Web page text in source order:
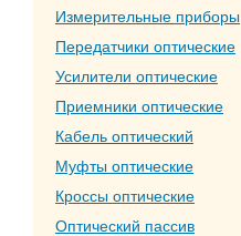
Измерительные приборы
Передатчики оптические
Усилители оптические
Приемники оптические
Кабель оптический
Муфты оптические
Кроссы оптические
Оптический пассив